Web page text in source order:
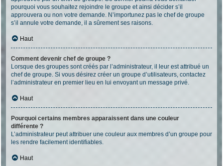
pourquoi vous souhaitez rejoindre le groupe et ainsi décider s’il
approuvera ou non votre demande. N’importunez pas le chef de groupe
s’il annule votre demande, il a sûrement ses raisons.
Haut
Comment devenir chef de groupe ?
Lorsque des groupes sont créés par l’administrateur, il leur est attribué un
chef de groupe. Si vous désirez créer un groupe d’utilisateurs, contactez
l’administrateur en premier lieu en lui envoyant un message privé.
Haut
Pourquoi certains membres apparaissent dans une couleur
différente ?
L’administrateur peut attribuer une couleur aux membres d’un groupe pour
les rendre facilement identifiables.
Haut